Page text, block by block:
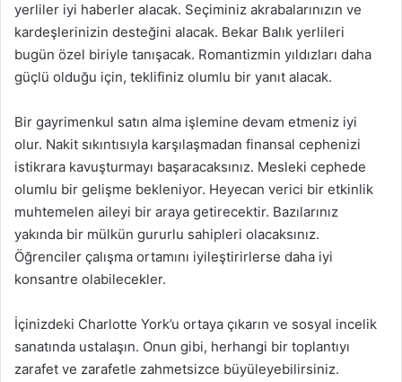
yerliler iyi haberler alacak. Seçiminiz akrabalarınızın ve
kardeşlerinizin desteğini alacak. Bekar Balık yerlileri
bugün özel biriyle tanışacak. Romantizmin yıldızları daha
güçlü olduğu için, teklifiniz olumlu bir yanıt alacak.
Bir gayrimenkul satın alma işlemine devam etmeniz iyi
olur. Nakit sıkıntısıyla karşılaşmadan finansal cephenizi
istikrara kavuşturmayı başaracaksınız. Mesleki cephede
olumlu bir gelişme bekleniyor. Heyecan verici bir etkinlik
muhtemelen aileyi bir araya getirecektir. Bazılarınız
yakında bir mülkün gururlu sahipleri olacaksınız.
Öğrenciler çalışma ortamını iyileştirirlerse daha iyi
konsantre olabilecekler.
İçinizdeki Charlotte York’u ortaya çıkarın ve sosyal incelik
sanatında ustalaşın. Onun gibi, herhangi bir toplantıyı
zarafet ve zarafetle zahmetsizce büyüleyebilirsiniz.